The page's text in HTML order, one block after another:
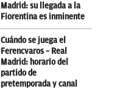
Madrid: su llegada a la
Fiorentina es inminente
Cuándo se juega el
Ferencvaros – Real
Madrid: horario del
partido de
pretemporada y canal